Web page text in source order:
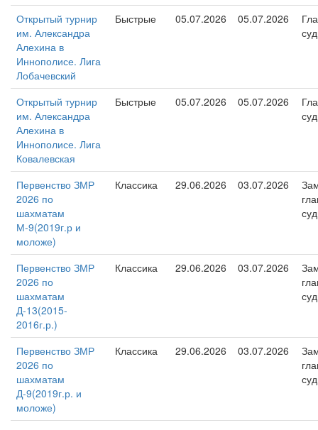
Открытый турнир
им. Александра
Алехина в
Иннополисе. Лига
Лобачевский
Быстрые 05.07.2026 05.07.2026
Открытый турнир
им. Александра
Алехина в
Иннополисе. Лига
Ковалевская
Быстрые 05.07.2026 05.07.2026
Первенство ЗМР
2026 по
шахматам
М-9(2019г.р и
моложе)
Классика 29.06.2026 03.07.2026
Первенство ЗМР
2026 по
шахматам
Д-13(2015-
2016г.р.)
Классика 29.06.2026 03.07.2026
Первенство ЗМР
2026 по
шахматам
Д-9(2019г.р. и
моложе)
Классика 29.06.2026 03.07.2026